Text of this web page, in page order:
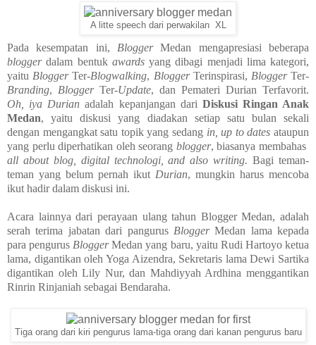
A litte speech dari perwakilan XL
Pada kesempatan ini, BloggerMedan mengapresiasi beberapa
bloggerdalam bentuk awardsyang dibagi menjadi lima kategori,
yaitu BloggerTer-Blogwalking, BloggerTerinspirasi, BloggerTer-
Branding, BloggerTer-Update, dan Pemateri Durian Terfavorit.
Oh, iya Durian adalah kepanjangan dari Diskusi Ringan Anak
Medan, yaitu diskusi yang diadakan setiap satu bulan sekali
dengan mengangkat satu topik yang sedang in, up to dates ataupun
yang perlu diperhatikan oleh seorang blogger, biasanya membahas
all about blog, digital technologi, and also writing.Bagi teman-
teman yang belum pernah ikut Durian, mungkin harus mencoba
ikut hadir dalam diskusi ini.
Acara lainnya dari perayaan ulang tahun Blogger Medan, adalah
serah terima jabatan dari pangurus BloggerMedan lama kepada
para pengurus BloggerMedan yang baru, yaitu Rudi Hartoyo ketua
lama, digantikan oleh Yoga Aizendra, Sekretaris lama Dewi Sartika
digantikan oleh Lily Nur, dan Mahdiyyah Ardhina menggantikan
Rinrin Rinjaniah sebagai Bendaraha.
Tiga orang dari kiri pengurus lama-tiga orang dari kanan pengurus baru